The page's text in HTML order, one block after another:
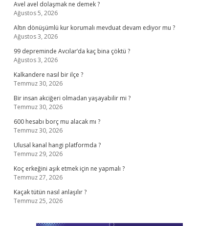
Avel avel dolaşmak ne demek ?
Ağustos 5, 2026
Altın dönüşümlü kur korumalı mevduat devam ediyor mu ?
Ağustos 3, 2026
99 depreminde Avcılar’da kaç bina çöktü ?
Ağustos 3, 2026
Kalkandere nasıl bir ilçe ?
Temmuz 30, 2026
Bir insan akciğeri olmadan yaşayabilir mi ?
Temmuz 30, 2026
600 hesabı borç mu alacak mı ?
Temmuz 30, 2026
Ulusal kanal hangi platformda ?
Temmuz 29, 2026
Koç erkeğini aşık etmek için ne yapmalı ?
Temmuz 27, 2026
Kaçak tütün nasıl anlaşılır ?
Temmuz 25, 2026